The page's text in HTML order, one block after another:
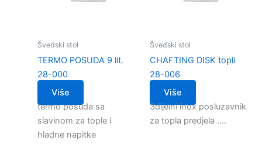
Švedski stol
TERMO POSUDA 9 lit.
28-000
Više
termo posuda sa
slavinom za tople i
hladne napitke
Švedski stol
CHAFTING DISK topli
28-006
Više
3dijelni inox posluzavnik
za topla predjela ….